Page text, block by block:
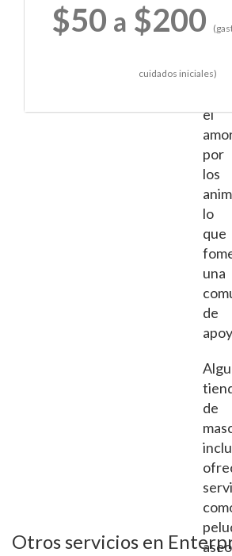
con
que
el
por
los
lo
que
una
de
de
aseo
$50 a $200
cuidados iniciales)
Otros servicios en